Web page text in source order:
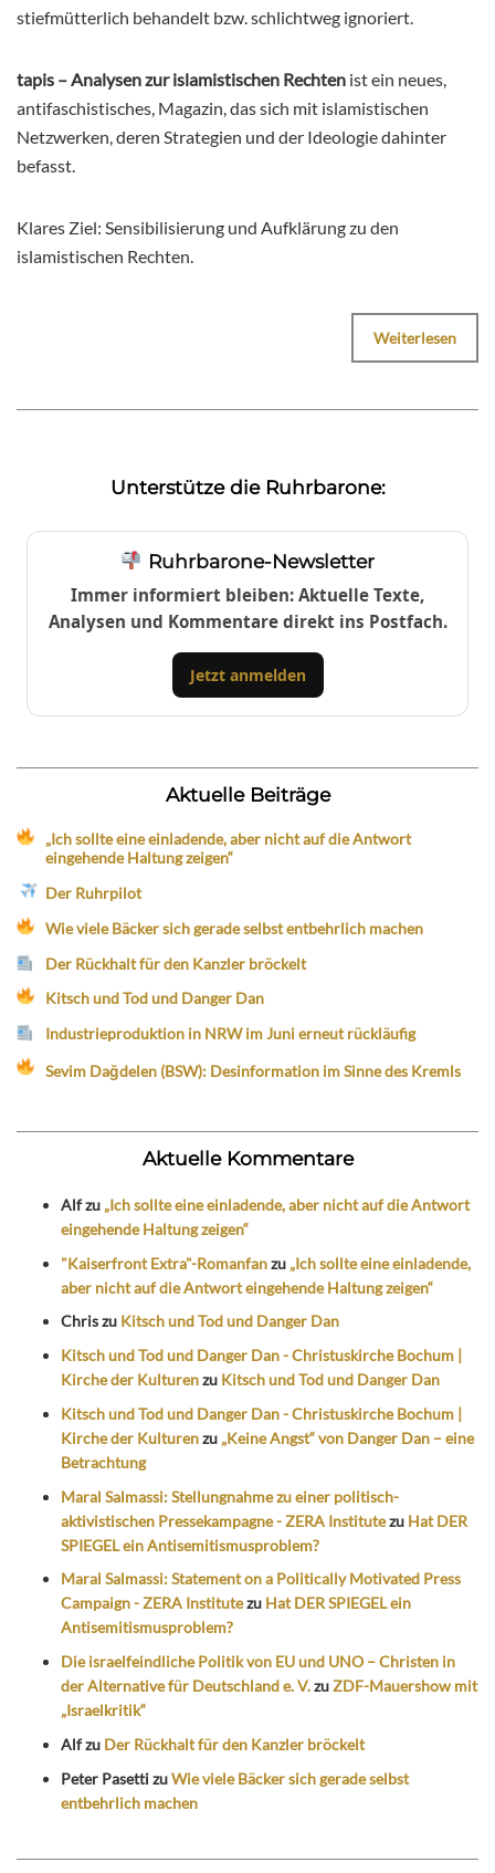
stiefmütterlich behandelt bzw. schlichtweg ignoriert.
tapis – Analysen zur islamistischen Rechten ist ein neues,
antifaschistisches, Magazin, das sich mit islamistischen
Netzwerken, deren Strategien und der Ideologie dahinter
befasst.
Klares Ziel: Sensibilisierung und Aufklärung zu den
islamistischen Rechten.
Weiterlesen
Unterstütze die Ruhrbarone:
Ruhrbarone-Newsletter
Immer informiert bleiben: Aktuelle Texte,
Analysen und Kommentare direkt ins Postfach.
Jetzt anmelden
Aktuelle Beiträge
„Ich sollte eine einladende, aber nicht auf die Antwort
eingehende Haltung zeigen“
Der Ruhrpilot
Wie viele Bäcker sich gerade selbst entbehrlich machen
Der Rückhalt für den Kanzler bröckelt
Kitsch und Tod und Danger Dan
Industrieproduktion in NRW im Juni erneut rückläufig
Sevim Dağdelen (BSW): Desinformation im Sinne des Kremls
Aktuelle Kommentare
Alfzu „Ich sollte eine einladende, aber nicht auf die Antwort
eingehende Haltung zeigen“
"Kaiserfront Extra"-Romanfanzu „Ich sollte eine einladende,
aber nicht auf die Antwort eingehende Haltung zeigen“
Chriszu Kitsch und Tod und Danger Dan
Kitsch und Tod und Danger Dan - Christuskirche Bochum |
Kirche der Kulturenzu Kitsch und Tod und Danger Dan
Kitsch und Tod und Danger Dan - Christuskirche Bochum |
Kirche der Kulturenzu „Keine Angst“ von Danger Dan – eine
Betrachtung
Maral Salmassi: Stellungnahme zu einer politisch-
aktivistischen Pressekampagne - ZERA Institutezu Hat DER
SPIEGEL ein Antisemitismusproblem?
Maral Salmassi: Statement on a Politically Motivated Press
Campaign - ZERA Institutezu Hat DER SPIEGEL ein
Antisemitismusproblem?
Die israelfeindliche Politik von EU und UNO – Christen in
der Alternative für Deutschland e. V.zuZDF-Mauershow mit
„Israelkritik“
Alfzu Der Rückhalt für den Kanzler bröckelt
Peter PasettizuWie viele Bäcker sich gerade selbst
entbehrlich machen